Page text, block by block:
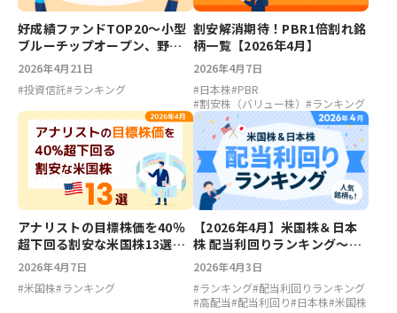
好成績ファンドTOP20～小型
ブルーチップオープン、野村
国内株式アクティブオープン
【2026年4月】
2026年4月21日
#投資信託#ランキング
割安解消期待！PBR1倍割れ銘
柄一覧【2026年4月】
2026年4月7日
#日本株#PBR
#割安株（バリュー株） #ランキング
アナリストの目標株価を40％
超下回る割安な米国株13選
【2026年4月】
2026年4月7日
#米国株#ランキング
【2026年4月】米国株＆日本
株 配当利回りランキング～ア
ルトリア6.55％、ベライゾン
5.6％、マツダ5.26％、川崎汽
船4.38％
2026年4月3日
#ランキング#配当利回りランキング
#高配当#配当利回り#日本株#米国株